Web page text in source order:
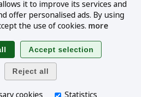
Follow us
it to improve its services and
offer personalised ads. By using
the use of cookies. more
cookies Statistics